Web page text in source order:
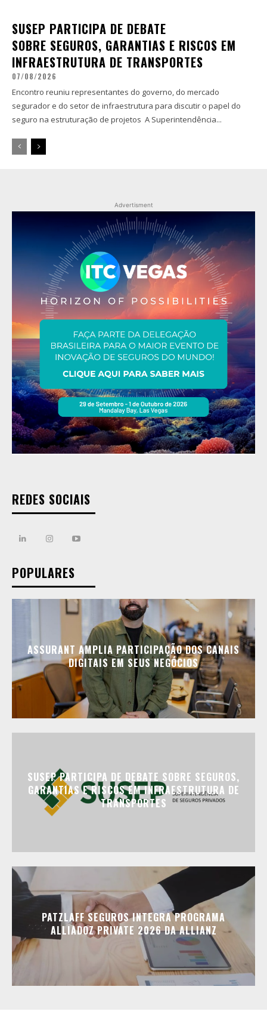
SUSEP PARTICIPA DE DEBATE
SOBRE SEGUROS, GARANTIAS E RISCOS EM
INFRAESTRUTURA DE TRANSPORTES
07/08/2026
Encontro reuniu representantes do governo, do mercado
segurador e do setor de infraestrutura para discutir o papel do
seguro na estruturação de projetos A Superintendência...
Advertisment
REDES SOCIAIS
POPULARES
ASSURANT AMPLIA PARTICIPAÇÃO DOS CANAIS
DIGITAIS EM SEUS NEGÓCIOS
SUSEP PARTICIPA DE DEBATE SOBRE SEGUROS,
GARANTIAS E RISCOS EM INFRAESTRUTURA DE
TRANSPORTES
PATZLAFF SEGUROS INTEGRA PROGRAMA
ALLIADOZ PRIVATE 2026 DA ALLIANZ